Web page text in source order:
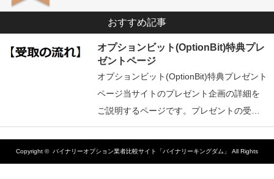
おすすめ記事
オプションビット(OptionBit)特典プレ
ゼントページ
オプションビット(OptionBit)特典プレゼント
ページ当サイトのプレゼント企画の詳細を
ご説明するページです。プレゼントの受…
Copyright © バイナリーオプション業者比較サイト「バイナリーキングダム」 All Rights